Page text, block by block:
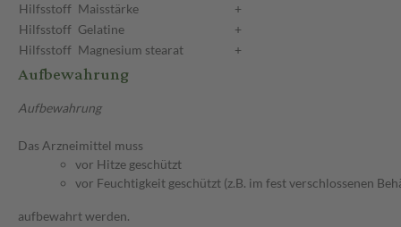
Hilfsstoff Maisstärke
+
Hilfsstoff Gelatine
+
Hilfsstoff Magnesium stearat +
Aufbewahrung
Aufbewahrung
Das Arzneimittel muss
vor Hitze geschützt
vor Feuchtigkeit geschützt (z.B. im fest verschlossenen
aufbewahrt werden.